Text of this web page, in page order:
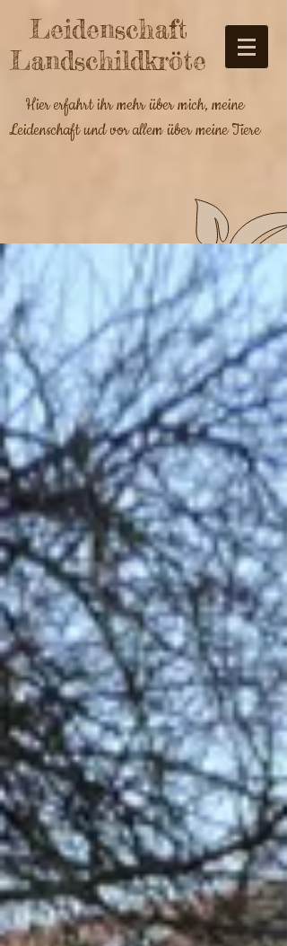
Leidenschaft
Landschildkröte
Hier erfahrt ihr mehr über mich, meine
Leidenschaft und vor allem über meine Tiere